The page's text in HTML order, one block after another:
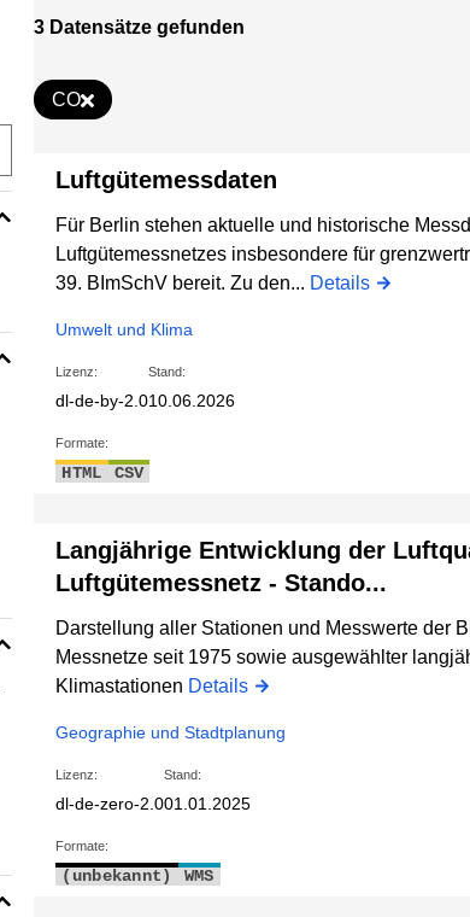
3 Datensätze gefunden
CO
Luftgütemessdaten
Für Berlin stehen aktuelle und historische
Luftgütemessnetzes insbesondere für
39. BImSchV bereit. Zu den... Details
Umwelt und Klima
Lizenz:
dl-de-by-2.0
Stand:
10.06.2026
Formate:
HTML CSV
Langjährige Entwicklung der
Luftgütemessnetz - Stando...
Darstellung aller Stationen und Messwerte der
Messnetze seit 1975 sowie ausgewählter
Klimastationen Details
Geographie und Stadtplanung
Lizenz:
dl-de-zero-2.0
Stand:
01.01.2025
Formate:
(unbekannt) WMS